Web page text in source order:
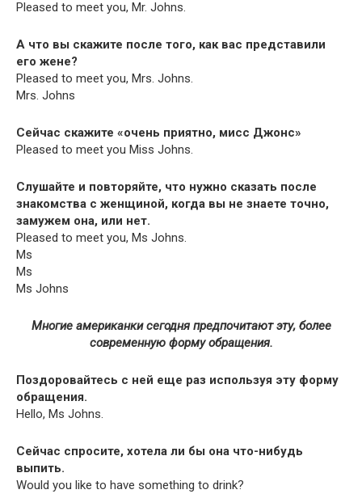
Pleased to meet you, Mr. Johns.
А что вы скажите после того, как вас представили
его жене?
Pleased to meet you, Mrs. Johns.
Mrs. Johns
Сейчас скажите «очень приятно, мисс Джонс»
Pleased to meet you Miss Johns.
Слушайте и повторяйте, что нужно сказать после
знакомства с женщиной, когда вы не знаете точно,
замужем она, или нет.
Pleased to meet you, Ms Johns.
Ms
Ms
Ms Johns
Многие американки сегодня предпочитают эту, более
современную форму обращения.
Поздоровайтесь с ней еще раз используя эту форму
обращения.
Hel­lo, Ms Johns.
Сейчас спросите, хотела ли бы она что-нибудь
выпить.
Would you like to have some­thing to drink?